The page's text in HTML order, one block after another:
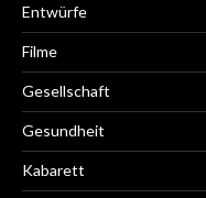
Entwürfe
Filme
Gesellschaft
Gesundheit
Kabarett